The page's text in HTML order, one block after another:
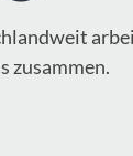
zusammen.